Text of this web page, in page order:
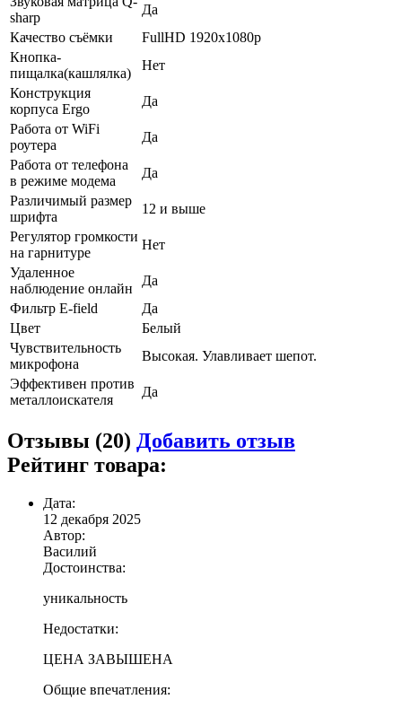
sharp
Да
Качество съёмки
FullHD 1920х1080p
Кнопка-
пищалка(кашлялка)
Нет
Конструкция
корпуса Ergo
Да
Работа от WiFi
роутера
Да
Работа от телефона
в режиме модема
Да
Различимый размер
шрифта
12 и выше
Регулятор громкости
на гарнитуре
Нет
Удаленное
наблюдение онлайн
Да
Фильтр E-field
Да
Цвет
Белый
Чувствительность
микрофона
Высокая. Улавливает шепот.
Эффективен против
металлоискателя
Да
Отзывы (20) Добавить отзыв
Рейтинг товара:
Дата:
12 декабря 2025
Автор:
Василий
Достоинства:
уникальность
Недостатки:
ЦЕНА ЗАВЫШЕНА
Общие впечатления: